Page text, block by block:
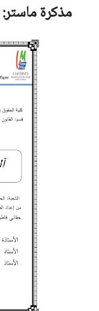
مذكرة ماستر: